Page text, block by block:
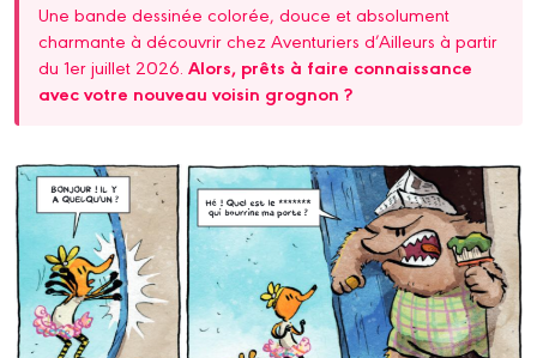
Une bande dessinée colorée, douce et absolument
charmante à découvrir chez Aventuriers d’Ailleurs à partir
du 1er juillet 2026. Alors, prêts à faire connaissance
avec votre nouveau voisin grognon ?